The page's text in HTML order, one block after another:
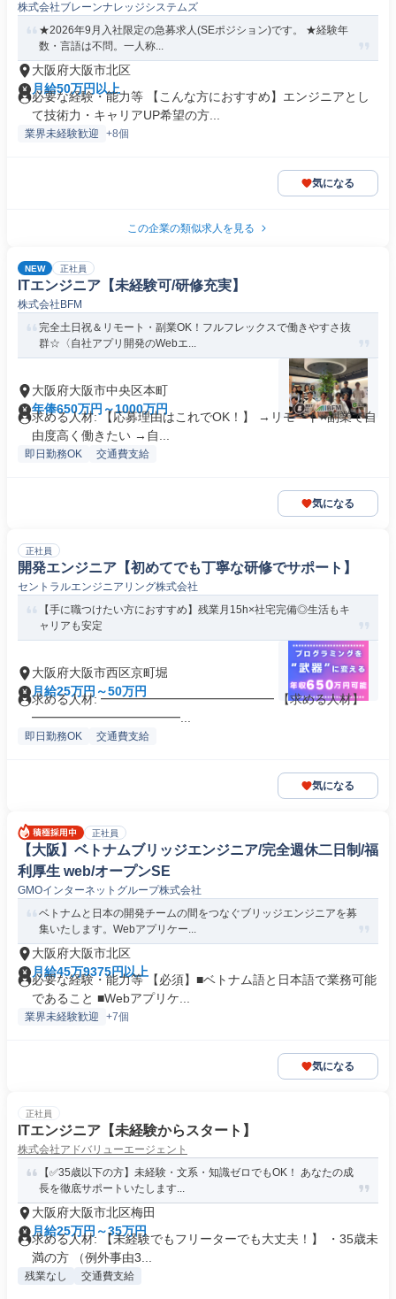
株式会社ブレーンナレッジシステムズ
★2026年9月入社限定の急募求人(SEポジション)です。 ★経験年
数・言語は不問。一人称...
大阪府大阪市北区
月給50万円以上
必要な経験・能力等 【こんな方におすすめ】エンジニアとし
て技術力・キャリアUP希望の方...
業界未経験歓迎 +8個
気になる
この企業の類似求人を見る
NEW 正社員
ITエンジニア【未経験可/研修充実】
株式会社BFM
完全土日祝＆リモート・副業OK！フルフレックスで働きやすさ抜
群☆〈自社アプリ開発のWebエ...
大阪府大阪市中央区本町
年俸650万円～1000万円
求める人材: 【応募理由はこれでOK！】 →リモート×副業で自
由度高く働きたい →自...
即日勤務OK 交通費支給
気になる
正社員
開発エンジニア【初めてでも丁寧な研修でサポート】
セントラルエンジニアリング株式会社
【手に職つけたい方におすすめ】残業月15h×社宅完備◎生活もキ
ャリアも安定
大阪府大阪市西区京町堀
月給25万円～50万円
求める人材: ━━━━━━━━━━━━━━ 【求める人材】
━━━━━━━━━━━━...
即日勤務OK 交通費支給
気になる
正社員
【大阪】ベトナムブリッジエンジニア/完全週休二日制/福
利厚生 web/オープンSE
GMOインターネットグループ株式会社
ベトナムと日本の開発チームの間をつなぐブリッジエンジニアを募
集いたします。Webアプリケー...
大阪府大阪市北区
月給45万9375円以上
必要な経験・能力等 【必須】■ベトナム語と日本語で業務可能
であること ■Webアプリケ...
業界未経験歓迎 +7個
気になる
正社員
ITエンジニア【未経験からスタート】
株式会社アドバリューエージェント
【✅35歳以下の方】未経験・文系・知識ゼロでもOK！ あなたの成
長を徹底サポートいたします...
大阪府大阪市北区梅田
月給25万円～35万円
求める人材: 【未経験でもフリーターでも大丈夫！】 ・35歳未
満の方 （例外事由3...
残業なし 交通費支給